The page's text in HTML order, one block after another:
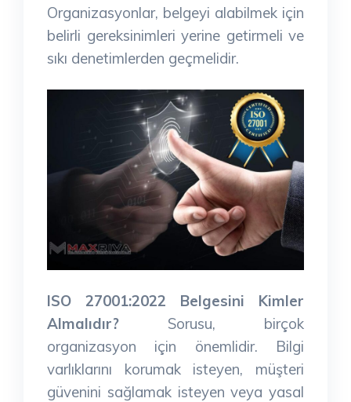
Organizasyonlar, belgeyi alabilmek için
belirli gereksinimleri yerine getirmeli ve
sıkı denetimlerden geçmelidir.
ISO 27001:2022 Belgesini Kimler
Almalıdır? Sorusu, birçok
organizasyon için önemlidir. Bilgi
varlıklarını korumak isteyen, müşteri
güvenini sağlamak isteyen veya yasal